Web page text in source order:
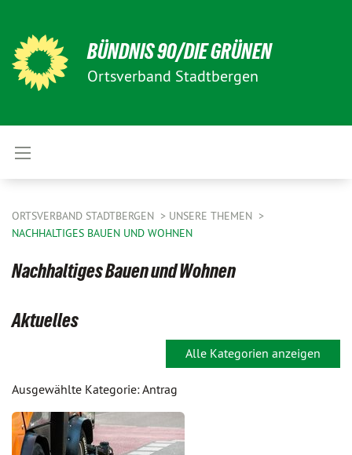
BÜNDNIS 90/DIE GRÜNEN
Ortsverband Stadtbergen
ORTSVERBAND STADTBERGEN
UNSERE THEMEN
NACHHALTIGES BAUEN UND WOHNEN
Nachhaltiges Bauen und Wohnen
Aktuelles
Alle Kategorien anzeigen
Ausgewählte Kategorie: Antrag